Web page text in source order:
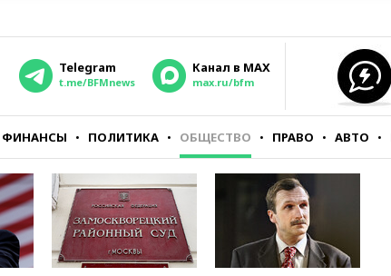
Telegram
t.me/BFMnews
Канал в MAX
max.ru/bfm
ФИНАНСЫ ПОЛИТИКА ОБЩЕСТВО ПРАВО АВТО